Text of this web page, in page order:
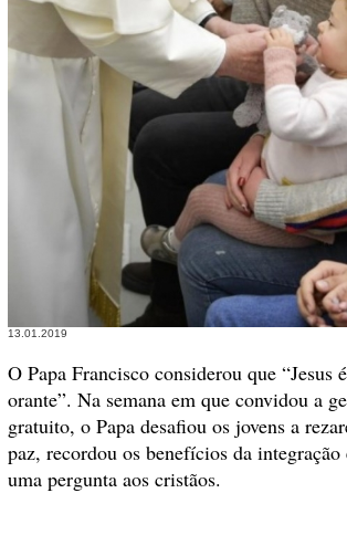
13.01.2019
O Papa Francisco considerou que “Jesus
orante”. Na semana em que convidou a
gratuito, o Papa desafiou os jovens a
paz, recordou os benefícios da
uma pergunta aos cristãos.